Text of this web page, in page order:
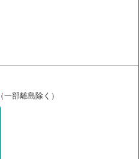
（一部離島除く）